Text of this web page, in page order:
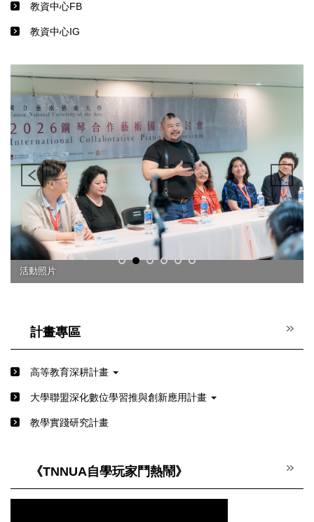
教資中心FB
教資中心IG
活動照片
計畫專區
高等教育深耕計畫
⼤學聯盟深化數位學習推與創新應⽤計畫
教學實踐研究計畫
《TNNUA自學玩家鬥熱鬧》